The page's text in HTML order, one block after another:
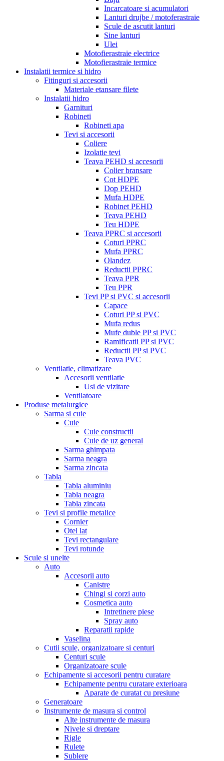
Incarcatoare si acumulatori
Lanturi drujbe / motoferastraie
Scule de ascutit lanturi
Sine lanturi
Ulei
Motofierastraie electrice
Motofierastraie termice
Instalatii termice si hidro
Fitinguri si accesorii
Materiale etansare filete
Instalatii hidro
Garnituri
Robineti
Robineti apa
Tevi si accesorii
Coliere
Izolatie tevi
Teava PEHD si accesorii
Colier bransare
Cot HDPE
Dop PEHD
Mufa HDPE
Robinet PEHD
Teava PEHD
Teu HDPE
Teava PPRC si accesorii
Coturi PPRC
Mufa PPRC
Olandez
Reductii PPRC
Teava PPR
Teu PPR
Tevi PP si PVC si accesorii
Capace
Coturi PP si PVC
Mufa redus
Mufe duble PP si PVC
Ramificatii PP si PVC
Reductii PP si PVC
Teava PVC
Ventilatie, climatizare
Accesorii ventilatie
Usi de vizitare
Ventilatoare
Produse metalurgice
Sarma si cuie
Cuie
Cuie constructii
Cuie de uz general
Sarma ghimpata
Sarma neagra
Sarma zincata
Tabla
Tabla aluminiu
Tabla neagra
Tabla zincata
Tevi si profile metalice
Cornier
Otel lat
Tevi rectangulare
Tevi rotunde
Scule si unelte
Auto
Accesorii auto
Canistre
Chingi si corzi auto
Cosmetica auto
Intretinere piese
Spray auto
Reparatii rapide
Vaselina
Cutii scule, organizatoare si centuri
Centuri scule
Organizatoare scule
Echipamente si accesorii pentru curatare
Echipamente pentru curatare exterioara
Aparate de curatat cu presiune
Generatoare
Instrumente de masura si control
Alte instrumente de masura
Nivele si dreptare
Rigle
Rulete
Sublere